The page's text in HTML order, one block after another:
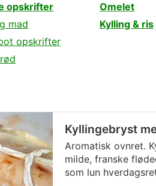
opskrifter
mad
opskrifter
Omelet
Kylling & ris
Kyllingebryst
Aromatisk ovnret.
milde, franske
som lun